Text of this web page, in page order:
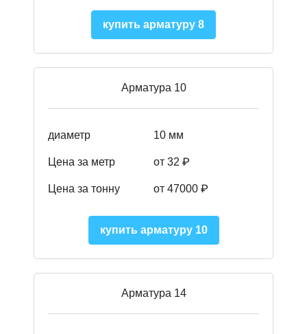
купить арматуру 8
Арматура 10
диаметр 10 мм
Цена за метр от 32 ₽
Цена за тонну от 47000 ₽
купить арматуру 10
Арматура 14